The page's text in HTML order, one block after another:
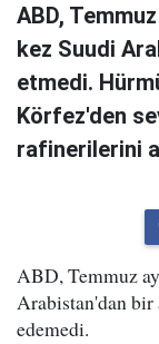
ABD,
kez Suudi
etmedi.
Körfez'den
rafinerilerini
ABD, Temmuz
Arabistan'dan
edemedi.